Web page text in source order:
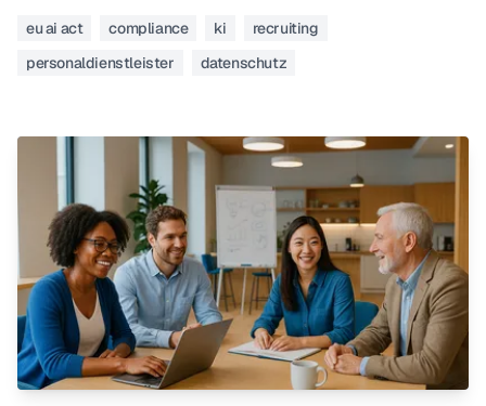
eu ai act compliance ki
recruiting
personaldienstleister
datenschutz